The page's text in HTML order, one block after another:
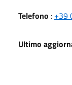
Telefono : +39
Ultimo